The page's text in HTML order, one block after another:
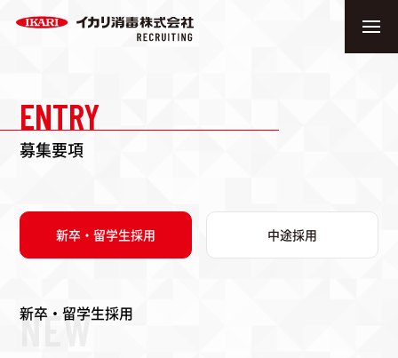
ENTRY
募集要項
新卒・留学生採用 中途採用
新卒・留学生採用
NEW